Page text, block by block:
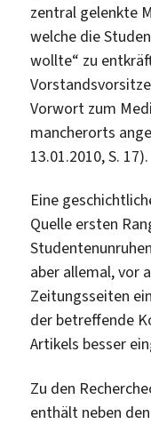
zentral gelenkte
welche die
wollte“ zu
Vorwort zum
mancherorts
13.01.2010, S. 17).
Eine
Quelle ersten
aber allemal, vor
Zeitungsseiten
der betreffende
Artikels besser
Zu den
enthält neben